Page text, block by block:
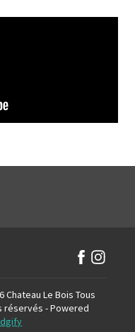
Chateau Le Bois Tous
réservés - Powered